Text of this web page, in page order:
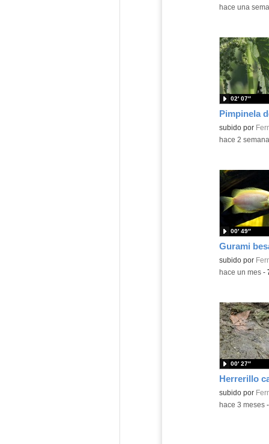
-hace una
Contenido
subido por
02′ 07″
-hace 2
Contenido
subido por
00′ 49″
-hace un mes-
Contenido
subido por
00′ 27″
-hace 3 meses-